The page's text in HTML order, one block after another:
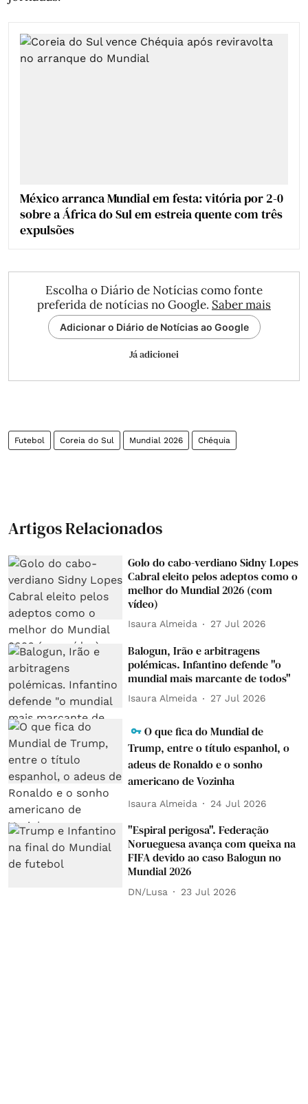
México arranca Mundial em festa: vitória por 2-0
sobre a África do Sul em estreia quente com três
expulsões
Escolha o Diário de Notícias como fonte
preferida de notícias no Google. Saber mais
Adicionar o Diário de Notícias ao Google
Já adicionei
Futebol Coreia do Sul Mundial 2026 Chéquia
Artigos Relacionados
Golo do cabo-verdiano Sidny Lopes
Cabral eleito pelos adeptos como o
melhor do Mundial 2026 (com
vídeo)
Isaura Almeida 27 Jul 2026
Balogun, Irão e arbitragens
polémicas. Infantino defende "o
mundial mais marcante de todos"
Isaura Almeida 27 Jul 2026
O que fica do Mundial de
Trump, entre o título espanhol, o
adeus de Ronaldo e o sonho
americano de Vozinha
Isaura Almeida 24 Jul 2026
"Espiral perigosa". Federação
Norueguesa avança com queixa na
FIFA devido ao caso Balogun no
Mundial 2026
DN/Lusa 23 Jul 2026